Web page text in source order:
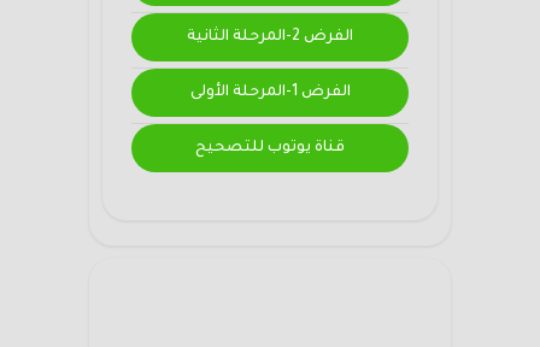
الفرض 2-المرحلة الثانية
الفرض 1-المرحلة الأولى
قناة يوتوب للتصحيح